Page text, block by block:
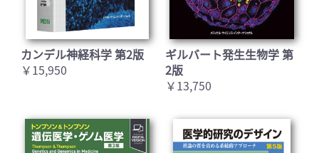
カンデル神経科学 第2版
￥15,950
ギルバート発生生物学 第
2版
￥13,750